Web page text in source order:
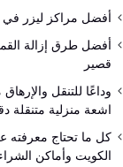
أفضل مراكز ليزر في
أفضل طرق إزالة
قصير
وداعًا للتنقل
اشعة منزلية متنقلة
الكويت وأماكن